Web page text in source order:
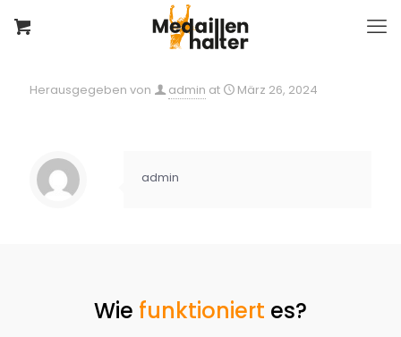
Herausgegeben von admin at März 26, 2024
admin
Wie funktioniert es?